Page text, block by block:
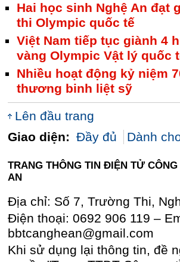
Hai học sinh Nghệ An đạt
thi Olympic quốc tế
Việt Nam tiếp tục giành 4
vàng Olympic Vật lý quốc
Nhiều hoạt động kỷ niệm
thương binh liệt sỹ
Lên đầu trang
Giao diện: Đầy đủ Dành
TRANG THÔNG TIN ĐIỆN TỬ
AN
Địa chỉ: Số 7, Trường Thi,
Điện thoại: 0692 906 119 –
bbtcanghean@gmail.com
Khi sử dụng lại thông tin, đề